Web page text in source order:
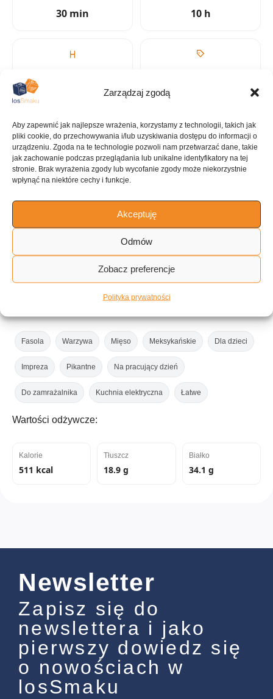
Zarządzaj zgodą
Aby zapewnić jak najlepsze wrażenia, korzystamy z technologii, takich jak
pliki cookie, do przechowywania i/lub uzyskiwania dostępu do informacji o
urządzeniu. Zgoda na te technologie pozwoli nam przetwarzać dane, takie
jak zachowanie podczas przeglądania lub unikalne identyfikatory na tej
stronie. Brak wyrażenia zgody lub wycofanie zgody może niekorzystnie
wpłynąć na niektóre cechy i funkcje.
Akceptuję
Odmów
Zobacz preferencje
Polityka prywatności
30 min 10 h
KUCHNIA
~4 porcje
Fasola Warzywa Mięso Meksykańskie Dla dzieci
Impreza Pikantne Na pracujący dzień
Do zamrażalnika Kuchnia elektryczna Łatwe
Wartości odżywcze:
Kalorie
511 kcal
Tłuszcz
18.9 g
Białko
34.1 g
Newsletter
Zapisz się do
newslettera i jako
pierwszy dowiedz się
o nowościach w
losSmaku